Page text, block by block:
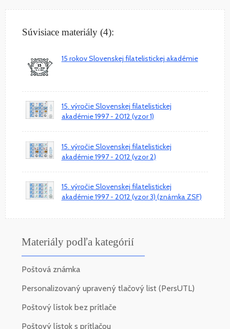
Súvisiace materiály (4):
15 rokov Slovenskej filatelistickej akadémie
15. výročie Slovenskej filatelistickej
akadémie 1997 - 2012 (vzor 1)
15. výročie Slovenskej filatelistickej
akadémie 1997 - 2012 (vzor 2)
15. výročie Slovenskej filatelistickej
akadémie 1997 - 2012 (vzor 3) (známka ZSF)
Materiály podľa kategórií
Poštová známka
Personalizovaný upravený tlačový list (PersUTL)
Poštový lístok bez prítlače
Poštový lístok s prítlačou